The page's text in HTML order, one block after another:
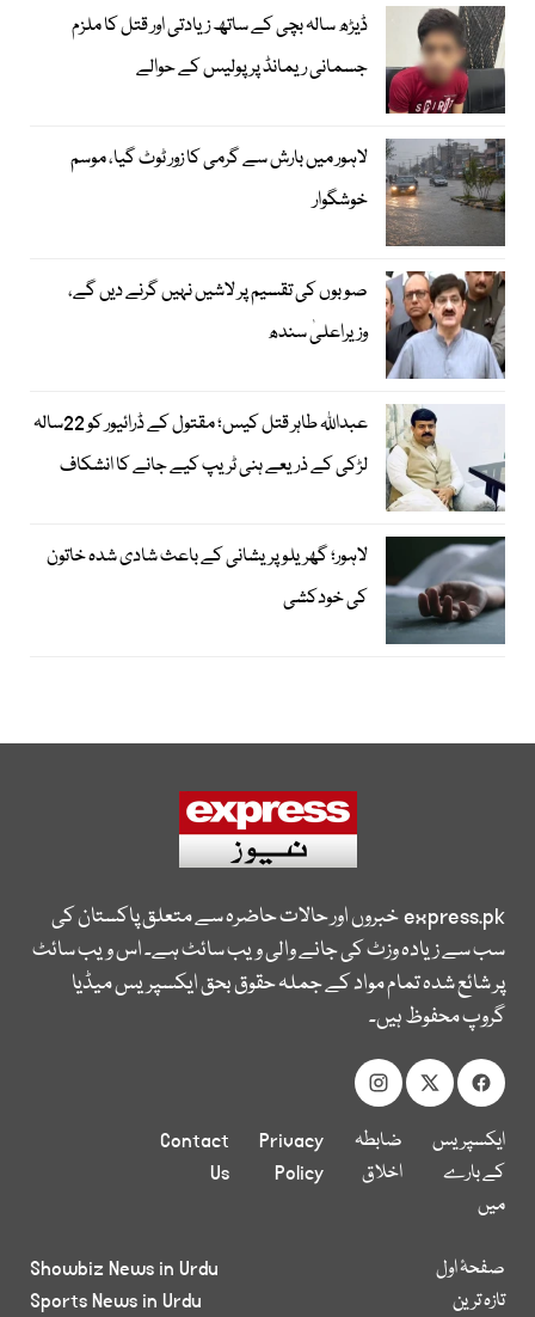
ڈیڑھ سالہ بچی کے ساتھ زیادتی اور قتل کا ملزم
جسمانی ریمانڈ پر پولیس کے حوالے
لاہور میں بارش سے گرمی کا زور ٹوٹ گیا، موسم
خوشگوار
صوبوں کی تقسیم پر لاشیں نہیں گرنے دیں گے،
وزیراعلیٰ سندھ
عبداللہ طاہر قتل کیس؛ مقتول کے ڈرائیور کو 22سالہ
لڑکی کے ذریعے ہنی ٹریپ کیے جانے کا انشکاف
لاہور؛ گھریلو پریشانی کے باعث شادی شدہ خاتون
کی خودکشی
express.pkخبروں اور حالات حاضرہ سے متعلق پاکستان کی
سب سے زیادہ وزٹ کی جانے والی ویب سائٹ ہے۔ اس ویب سائٹ
پر شائع شدہ تمام مواد کے جملہ حقوق بحق ایکسپریس میڈیا
گروپ محفوظ ہیں۔
ایکسپریس
کے بارے
میں
ضابطہ
اخلاق
Privacy
Policy
Contact
Us
صفحۂ اول
تازہ ترین
Showbiz News in Urdu
Sports News in Urdu